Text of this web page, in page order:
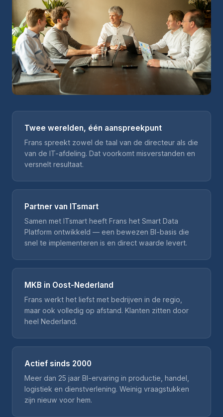
Twee werelden, één aanspreekpunt
Frans spreekt zowel de taal van de directeur als die
van de IT-afdeling. Dat voorkomt misverstanden en
versnelt resultaat.
Partner van ITsmart
Samen met ITsmart heeft Frans het Smart Data
Platform ontwikkeld — een bewezen BI-basis die
snel te implementeren is en direct waarde levert.
MKB in Oost-Nederland
Frans werkt het liefst met bedrijven in de regio,
maar ook volledig op afstand. Klanten zitten door
heel Nederland.
Actief sinds 2000
Meer dan 25 jaar BI-ervaring in productie, handel,
logistiek en dienstverlening. Weinig vraagstukken
zijn nieuw voor hem.